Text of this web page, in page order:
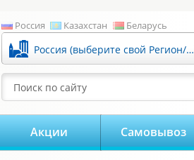
Россия Казахстан Беларусь
Россия (выберите свой Регион/Город)
Поиск по сайту
Акции Самовывоз